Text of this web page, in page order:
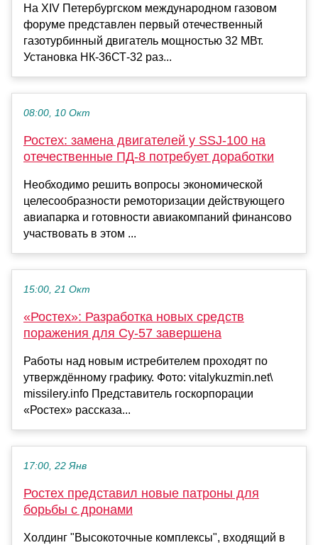
На XIV Петербургском международном газовом
форуме представлен первый отечественный
газотурбинный двигатель мощностью 32 МВт.
Установка НК-36СТ-32 раз...
08:00, 10 Окт
Ростех: замена двигателей у SSJ-100 на
отечественные ПД-8 потребует доработки
Необходимо решить вопросы экономической
целесообразности ремоторизации действующего
авиапарка и готовности авиакомпаний финансово
участвовать в этом ...
15:00, 21 Окт
«Ростех»: Разработка новых средств
поражения для Су-57 завершена
Работы над новым истребителем проходят по
утверждённому графику. Фото: vitalykuzmin.net\
missilery.info Представитель госкорпорации
«Ростех» рассказа...
17:00, 22 Янв
Ростех представил новые патроны для
борьбы с дронами
Холдинг "Высокоточные комплексы", входящий в